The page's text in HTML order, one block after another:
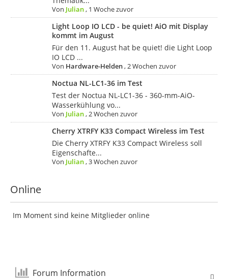
Von Julian, 1 Woche zuvor
Light Loop IO LCD - be quiet! AiO mit Display
kommt im August
Für den 11. August hat be quiet! die Light Loop
IO LCD ...
Von Hardware-Helden,2 Wochen zuvor
Noctua NL-LC1-36 im Test
Test der Noctua NL-LC1-36 - 360-mm-AiO-
Wasserkühlung vo...
Von Julian,2 Wochen zuvor
Cherry XTRFY K33 Compact Wireless im Test
Die Cherry XTRFY K33 Compact Wireless soll
Eigenschafte...
Von Julian,3 Wochen zuvor
Online
Im Moment sind keine Mitglieder online
Forum Information